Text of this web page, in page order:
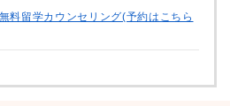
無料留学カウンセリング(予約はこちら